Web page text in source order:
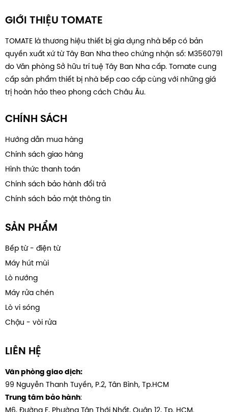
GIỚI THIỆU TOMATE
TOMATE là thương hiệu thiết bị gia dụng nhà bếp có bản
quyền xuất xứ từ Tây Ban Nha theo chứng nhận số: M3560791
do Văn phòng Sở hữu trí tuệ Tây Ban Nha cấp. Tomate cung
cấp sản phẩm thiết bị nhà bếp cao cấp cùng với những giá
trị hoàn hảo theo phong cách Châu Âu.
CHÍNH SÁCH
Hướng dẫn mua hàng
Chính sách giao hàng
Hình thức thanh toán
Chính sách bảo hành đổi trả
Chính sách bảo mật thông tin
SẢN PHẨM
Bếp từ - điện từ
Máy hút mùi
Lò nướng
Máy rửa chén
Lò vi sóng
Chậu - vòi rửa
LIÊN HỆ
Văn phòng giao dịch:
99 Nguyễn Thanh Tuyền, P.2, Tân Bình, Tp.HCM
Trung tâm bảo hành:
M6, Đường F, Phường Tân Thới Nhất, Quân 12, Tp. HCM.